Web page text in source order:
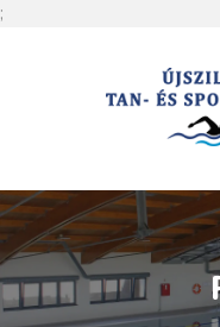
;
ÁRLISTA